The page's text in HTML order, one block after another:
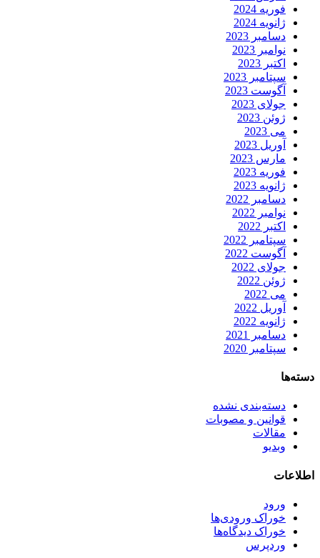
فوریه 2024
ژانویه 2024
دسامبر 2023
نوامبر 2023
اکتبر 2023
سپتامبر 2023
آگوست 2023
جولای 2023
ژوئن 2023
می 2023
آوریل 2023
مارس 2023
فوریه 2023
ژانویه 2023
دسامبر 2022
نوامبر 2022
اکتبر 2022
سپتامبر 2022
آگوست 2022
جولای 2022
ژوئن 2022
می 2022
آوریل 2022
ژانویه 2022
دسامبر 2021
سپتامبر 2020
دسته‌ها
دسته‌بندی نشده
قوانین و مصوبات
مقالات
وبدیو
اطلاعات
ورود
خوراک ورودی‌ها
خوراک دیدگاه‌ها
وردپرس